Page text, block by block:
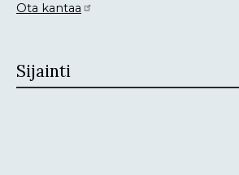
Ota kantaa
Sijainti